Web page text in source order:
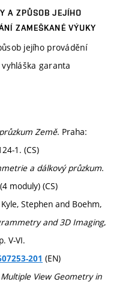
A ZPŮSOB JEJÍHO
ZAMEŠKANÉ VÝUKY
jejího provádění
garanta
Země. Praha:
1. (CS)
a dálkový průzkum.
moduly) (CS)
Stephen and Boehm,
and 3D Imaging,
V-VI.
201 (EN)
Multiple View Geometry in